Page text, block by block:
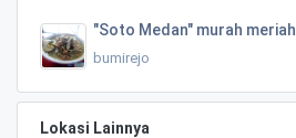
"Soto Medan" murah meriah
bumirejo
Lokasi Lainnya